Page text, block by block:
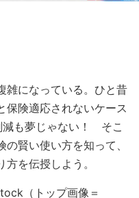
になっている。ひと昔
保険適応されないケース
も夢じゃない！ そこ
賢い使い方を知って、
を伝授しよう。
（トップ画像＝